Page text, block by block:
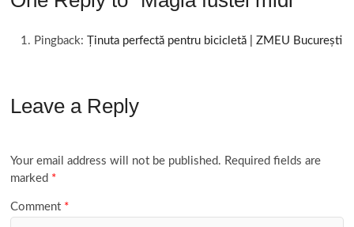
Pingback: Ținuta perfectă pentru bicicletă | ZMEU București
Leave a Reply
Your email address will not be published. Required fields are
marked *
Comment *